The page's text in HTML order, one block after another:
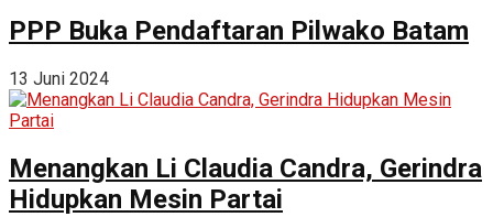
PPP Buka Pendaftaran Pilwako Batam
13 Juni 2024
Menangkan Li Claudia Candra, Gerindra
Hidupkan Mesin Partai